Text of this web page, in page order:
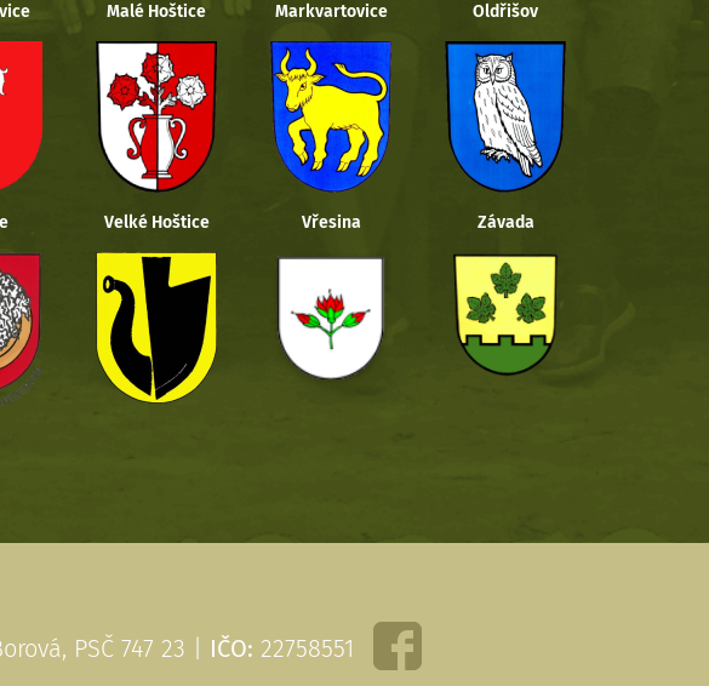
Malé Hoštice Markvartovice Oldřišov
Velké Hoštice Vřesina Závada
PSČ 747 23 | IČO: 22758551